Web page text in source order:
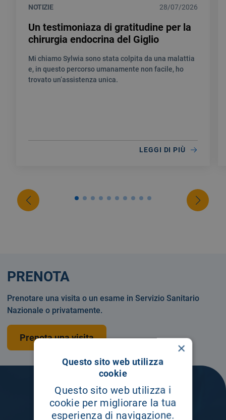
NOTIZIE 28/07/2026
Un testimoniaza di gratitudine per la
chirurgia endocrina del Giglio
Mi chiamo Sylwia sono stata colpita da una malattia
e, in questo percorso umanamente non facile, ho
trovato un’assistenza unica.
LEGGI DI PIÙ
PRENOTA
Prenotare una visita o un esame in Servizio Sanitario
Nazionale o privatamente.
Prenota una visita
×
Questo sito web utilizza
cookie
Questo sito web utilizza i
cookie per migliorare la tua
esperienza di navigazione.